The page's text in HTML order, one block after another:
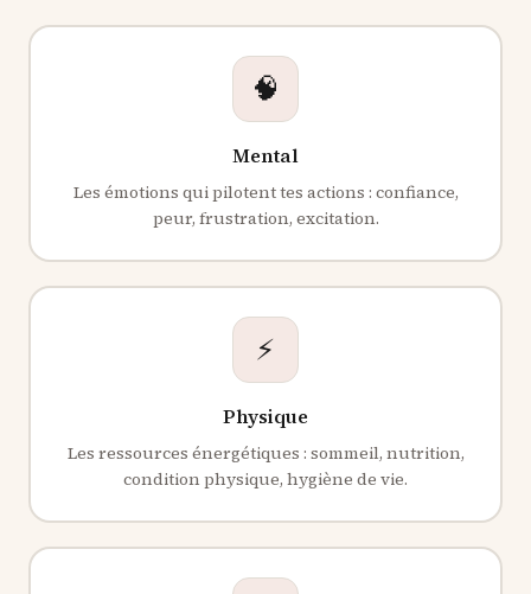
🧠
Mental
Les émotions qui pilotent tes actions : confiance,
peur, frustration, excitation.
⚡
Physique
Les ressources énergétiques : sommeil, nutrition,
condition physique, hygiène de vie.